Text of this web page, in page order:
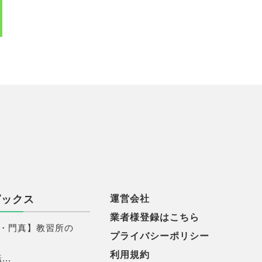
クス
門真】教習所の
運営会社
業者様登録はこちら
プライバシーポリシー
利用規約